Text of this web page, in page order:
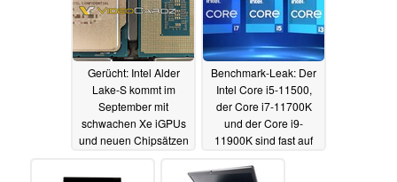
Gerücht: Intel Alder
Lake-S kommt im
September mit
schwachen Xe iGPUs
und neuen Chipsätzen
Benchmark-Leak: Der
Intel Core i5-11500,
der Core i7-11700K
und der Core i9-
11900K sind fast auf
Ryzen 5000